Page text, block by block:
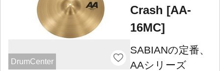
DrumCenter
Crash [AA-
16MC]
SABIANの定番、
AAシリーズ